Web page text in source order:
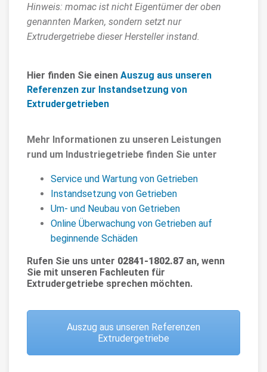
Hinweis: momac ist nicht Eigentümer der oben
genannten Marken, sondern setzt nur
Extrudergetriebe dieser Hersteller instand.
Hier finden Sie einen Auszug aus unseren
Referenzen zur Instandsetzung von
Extrudergetrieben
Mehr Informationen zu unseren Leistungen
rund um Industriegetriebe finden Sie unter
Service und Wartung von Getrieben
Instandsetzung von Getrieben
Um- und Neubau von Getrieben
Online Überwachung von Getrieben auf
beginnende Schäden
Rufen Sie uns unter 02841-1802.87 an, wenn
Sie mit unseren Fachleuten für
Extrudergetriebe sprechen möchten.
Auszug aus unseren Referenzen
Extrudergetriebe